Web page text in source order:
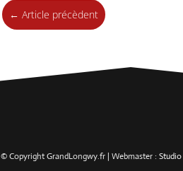
←Article précèdent
© Copyright GrandLongwy.fr | Webmaster :Studio